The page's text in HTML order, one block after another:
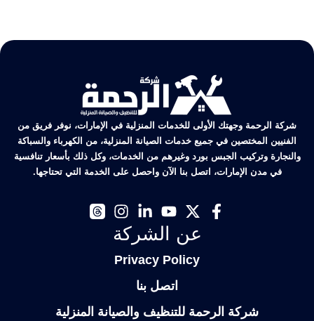
شركة الرحمة وجهتك الأولى للخدمات المنزلية في الإمارات، نوفر فريق من
الفنيين المختصين في جميع خدمات الصيانة المنزلية، من الكهرباء والسباكة
والنجارة وتركيب الجبس بورد وغيرهم من الخدمات، وكل ذلك بأسعار تنافسية
في مدن الإمارات، اتصل بنا الآن واحصل على الخدمة التي تحتاجها.
عن الشركة
Privacy Policy
اتصل بنا
شركة الرحمة للتنظيف والصيانة المنزلية